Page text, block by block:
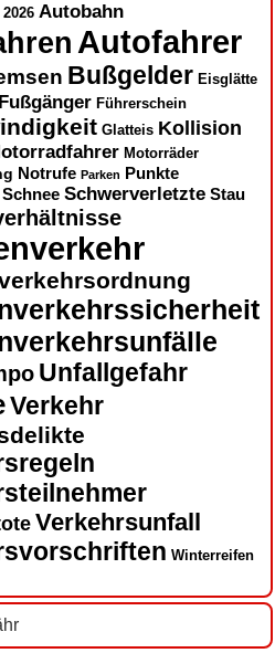
2026 Autobahn
Autofahrer
Bußgelder Eisglätte
Fußgänger Führerschein
Glatteis Kollision
Motorräder
Notrufe Parken Punkte
Schnee Schwerverletzte Stau
Unfallgefahr
Verkehr
Verkehrsunfall
Winterreifen